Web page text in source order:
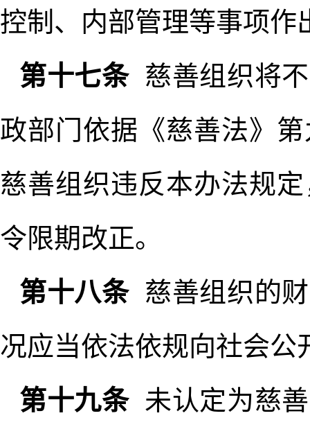
控制、内部管理等事项作
第十七条慈善组织将不
政部门依据《慈善法》
慈善组织违反本办法规
令限期改正。
第十八条慈善组织的财
况应当依法依规向社会公
第十九条未认定为慈善